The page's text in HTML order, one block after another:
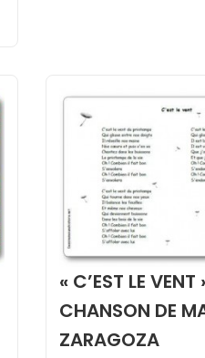
« C’EST LE VENT
CHANSON DE
ZARAGOZA